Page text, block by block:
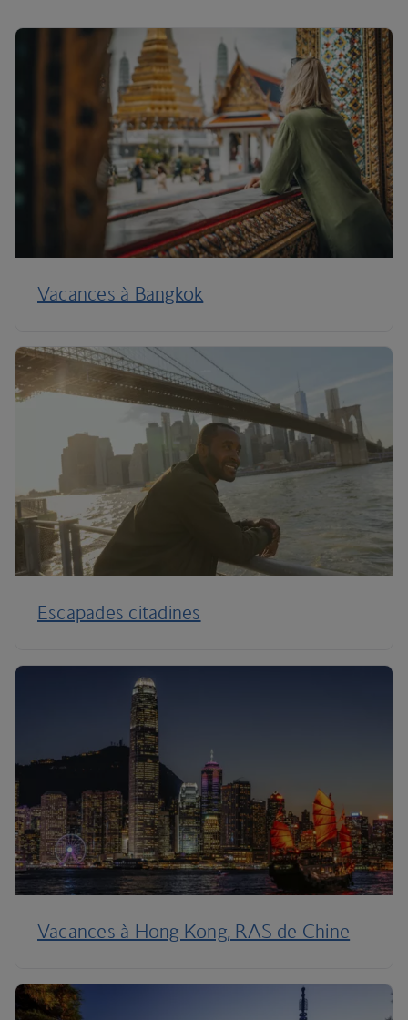
Vacances à Bangkok
Escapades citadines
Vacances à Hong Kong, RAS de Chine